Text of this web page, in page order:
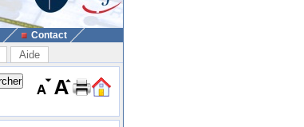
Contact
Aide